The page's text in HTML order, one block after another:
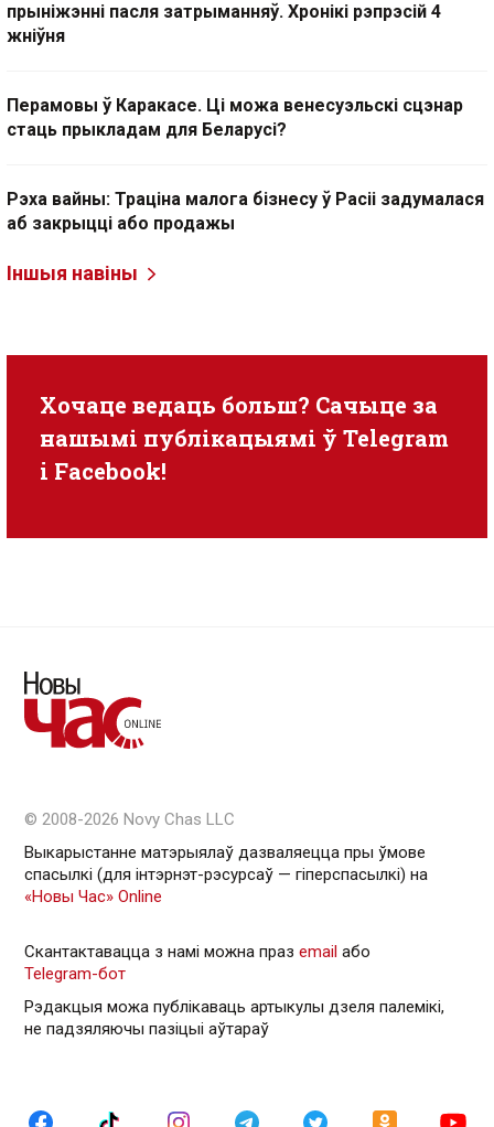
прыніжэнні пасля затрыманняў. Хронікі рэпрэсій 4
жніўня
Перамовы ў Каракасе. Ці можа венесуэльскі сцэнар
стаць прыкладам для Беларусі?
Рэха вайны: Траціна малога бізнесу ў Расіі задумалася
аб закрыцці або продажы
Іншыя навіны
Хочаце ведаць больш? Сачыце за
нашымі публікацыямі ў Telegram
i Facebook!
© 2008-2026 Novy Chas LLC
Выкарыстанне матэрыялаў дазваляецца пры ўмове
спасылкі (для інтэрнэт-рэсурсаў — гiперспасылкi) на
«Новы Час» Online
Скантактавацца з намі можна праз email або
Telegram-бот
Рэдакцыя можа публікаваць артыкулы дзеля палемікі,
не падзяляючы пазіцыі аўтараў